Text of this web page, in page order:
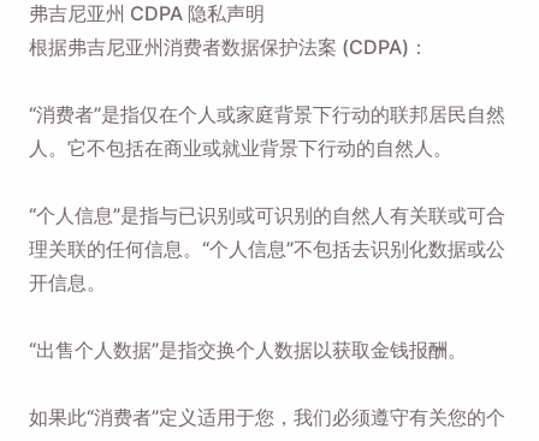
弗吉尼亚州 CDPA 隐私声明
根据弗吉尼亚州消费者数据保护法案 (CDPA)：
“消费者”是指仅在个人或家庭背景下行动的联邦居民自然
人。它不包括在商业或就业背景下行动的自然人。
“个人信息”是指与已识别或可识别的自然人有关联或可合
理关联的任何信息。“个人信息”不包括去识别化数据或公
开信息。
“出售个人数据”是指交换个人数据以获取金钱报酬。
如果此“消费者”定义适用于您，我们必须遵守有关您的个